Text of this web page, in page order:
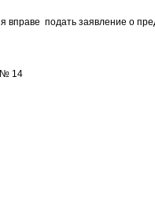
подать заявление о
№ 14